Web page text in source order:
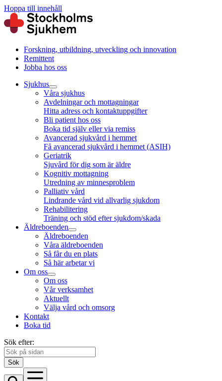
Hoppa till innehåll
Forskning, utbildning, utveckling och innovation
Remittent
Jobba hos oss
Sjukhus
Våra sjukhus
Avdelningar och mottagningar
Hitta adress och kontaktuppgifter
Bli patient hos oss
Boka tid själv eller via remiss
Avancerad sjukvård i hemmet
Få avancerad sjukvård i hemmet (ASIH)
Geriatrik
Sjuvård för dig som är äldre
Kognitiv mottagning
Utredning av minnesproblem
Palliativ vård
Lindrande vård vid allvarlig sjukdom
Rehabilitering
Träning och stöd efter sjukdom/skada
Äldreboenden
Äldreboenden
Våra äldreboenden
Så får du en plats
Så här arbetar vi
Om oss
Om oss
Vår verksamhet
Aktuellt
Välja vård och omsorg
Kontakt
Boka tid
Sök efter:
Sök